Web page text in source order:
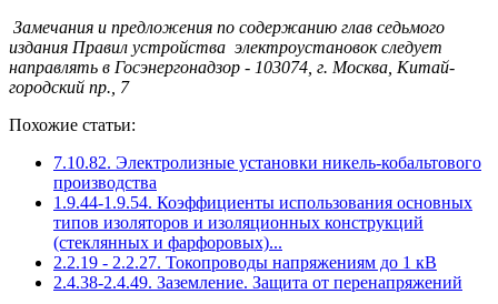
Замечания и предложения по содержанию глав седьмого
издания Правил устройства электроустановок следует
направлять в Госэнергонадзор - 103074, г. Москва, Китай-
городский пр., 7
Похожие статьи:
7.10.82. Электролизные установки никель-кобальтового
производства
1.9.44-1.9.54. Коэффициенты использования основных
типов изоляторов и изоляционных конструкций
(стеклянных и фарфоровых)...
2.2.19 - 2.2.27. Токопроводы напряжениям до 1 кВ
2.4.38-2.4.49. Заземление. Защита от перенапряжений